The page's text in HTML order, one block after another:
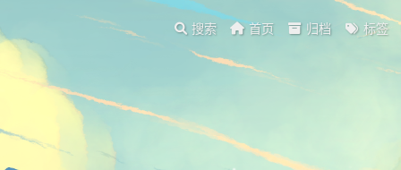
搜索 首页 归档 标签